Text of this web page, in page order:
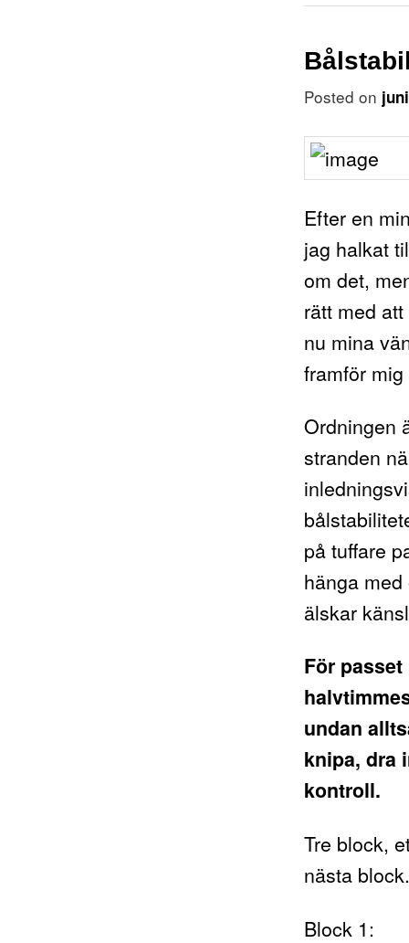
Posted on
Efter en
jag halkat
om det,
rätt med
nu mina
framför
Ordningen
stranden
på tuffare
hänga
älskar
För
undan
knipa, dra
kontroll.
Tre block,
nästa
Block 1: